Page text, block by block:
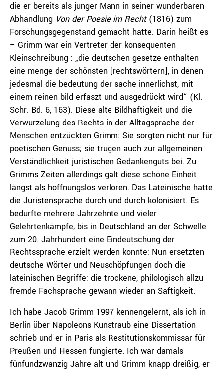
die er bereits als junger Mann in seiner wunderbaren
Abhandlung Von der Poesie im Recht(1816) zum
Forschungsgegenstand gemacht hatte. Darin heißt es
– Grimm war ein Vertreter der konsequenten
Kleinschreibung : „die deutschen gesetze enthalten
eine menge der schönsten [rechtswörtern], in denen
jedesmal die bedeutung der sache innerlichst, mit
einem reinen bild erfaszt und ausgedrückt wird“ (Kl.
Schr. Bd. 6, 163). Diese alte Bildhaftigkeit und die
Verwurzelung des Rechts in der Alltagsprache der
Menschen entzückten Grimm: Sie sorgten nicht nur für
poetischen Genuss; sie trugen auch zur allgemeinen
Verständlichkeit juristischen Gedankenguts bei. Zu
Grimms Zeiten allerdings galt diese schöne Einheit
längst als hoffnungslos verloren. Das Lateinische hatte
die Juristensprache durch und durch kolonisiert. Es
bedurfte mehrere Jahrzehnte und vieler
Gelehrtenkämpfe, bis in Deutschland an der Schwelle
zum 20. Jahrhundert eine Eindeutschung der
Rechtssprache erzielt werden konnte: Nun ersetzten
deutsche Wörter und Neuschöpfungen doch die
lateinischen Begriffe; die trockene, philologisch allzu
fremde Fachsprache gewann wieder an Saftigkeit.
Ich habe Jacob Grimm 1997 kennengelernt, als ich in
Berlin über Napoleons Kunstraub eine Dissertation
schrieb und er in Paris als Restitutionskommissar für
Preußen und Hessen fungierte. Ich war damals
fünfundzwanzig Jahre alt und Grimm knapp dreißig, er